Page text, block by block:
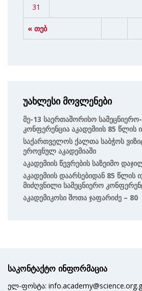
« თებ
31
უახლესი მოვლენები
Მე-13 Საერთაშორისო
Კონფერენცია Აკადემიის 85 Წლის
Საქართველოს Ქალთა Საბჭოს
Ეროვნულ Აკადემიაში
Აკადემიის Წევრების Საზეიმო
Აკადემიის Დაარსებიდან 85 Წლის
Მიძღვნილი Სამეცნიერო
Აკადემიკოსი Შოთა Ჯაფარიძე – 80
საკონტაქტო ინფორმაცია
ელ-ფოსტა: